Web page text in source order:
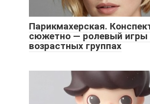
Парикмахерская.
сюжетно — ролевый игры
возрастных группах